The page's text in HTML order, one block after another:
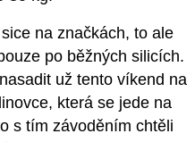
na značkách, to ale
po běžných silicích.
už tento víkend na
která se jede na
s tím závoděním chtěli